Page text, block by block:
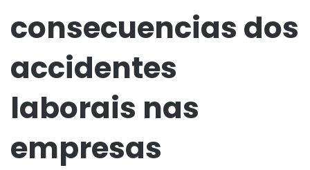
consecuencias dos
accidentes
laborais nas
empresas